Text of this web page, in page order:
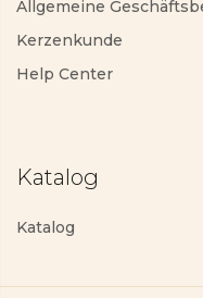
Allgemeine
Kerzenkunde
Help Center
Katalog
Katalog